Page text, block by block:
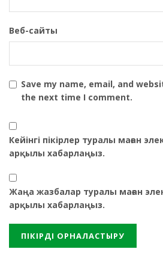
Веб-сайты
Save my name, email, and
the next time I comment.
Кейінгі пікірлер туралы маған
арқылы хабарлаңыз.
Жаңа жазбалар туралы маған
арқылы хабарлаңыз.